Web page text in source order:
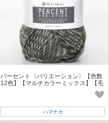
パーセント〈バリエーション〉【色数
12色】【マルチカラーミックス】【毛
ハマナカ